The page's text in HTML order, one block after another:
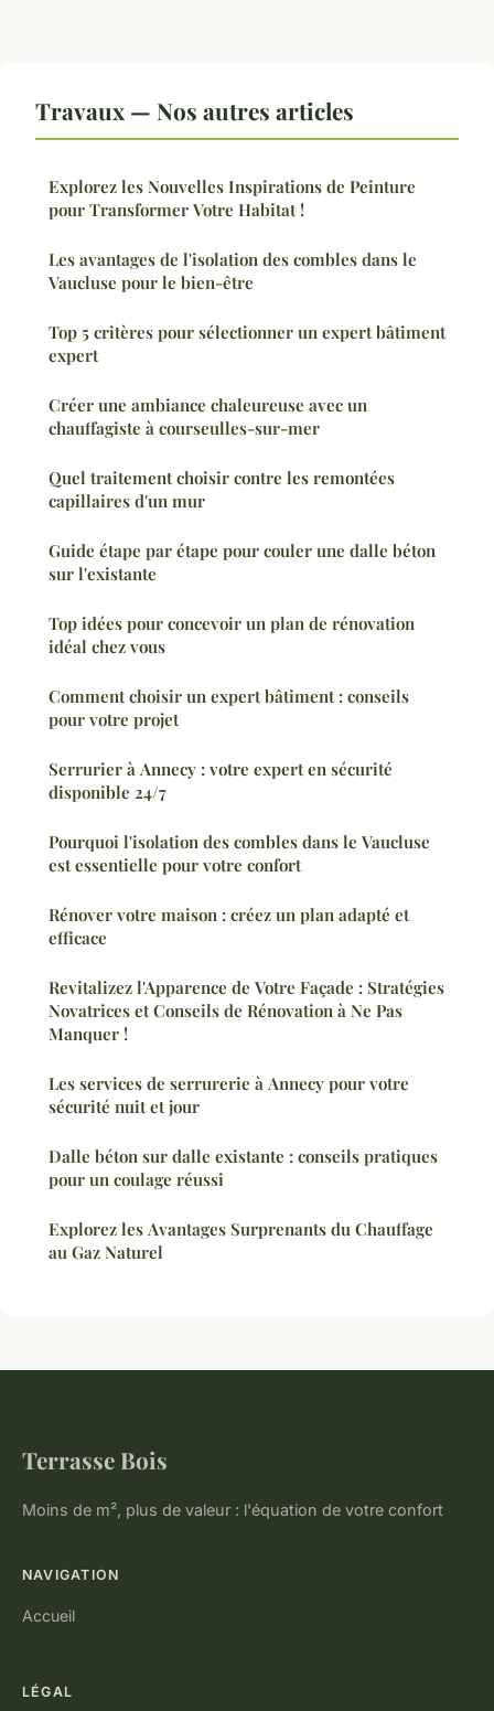
Travaux — Nos autres articles
Explorez les Nouvelles Inspirations de Peinture
pour Transformer Votre Habitat !
Les avantages de l'isolation des combles dans le
Vaucluse pour le bien-être
Top 5 critères pour sélectionner un expert bâtiment
expert
Créer une ambiance chaleureuse avec un
chauffagiste à courseulles-sur-mer
Quel traitement choisir contre les remontées
capillaires d'un mur
Guide étape par étape pour couler une dalle béton
sur l'existante
Top idées pour concevoir un plan de rénovation
idéal chez vous
Comment choisir un expert bâtiment : conseils
pour votre projet
Serrurier à Annecy : votre expert en sécurité
disponible 24/7
Pourquoi l'isolation des combles dans le Vaucluse
est essentielle pour votre confort
Rénover votre maison : créez un plan adapté et
efficace
Revitalizez l'Apparence de Votre Façade : Stratégies
Novatrices et Conseils de Rénovation à Ne Pas
Manquer !
Les services de serrurerie à Annecy pour votre
sécurité nuit et jour
Dalle béton sur dalle existante : conseils pratiques
pour un coulage réussi
Explorez les Avantages Surprenants du Chauffage
au Gaz Naturel
Terrasse Bois
Moins de m², plus de valeur : l'équation de votre confort
NAVIGATION
Accueil
LÉGAL